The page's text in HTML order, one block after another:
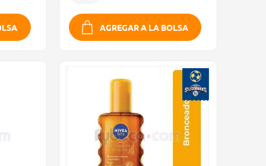
AGREGAR A LA BOLSA